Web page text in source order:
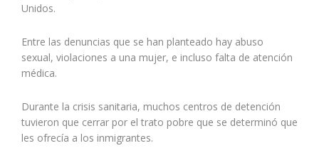
Unidos.
Entre las denuncias que se han planteado hay abuso
sexual, violaciones a una mujer, e incluso falta de atención
médica.
Durante la crisis sanitaria, muchos centros de detención
tuvieron que cerrar por el trato pobre que se determinó que
les ofrecía a los inmigrantes.